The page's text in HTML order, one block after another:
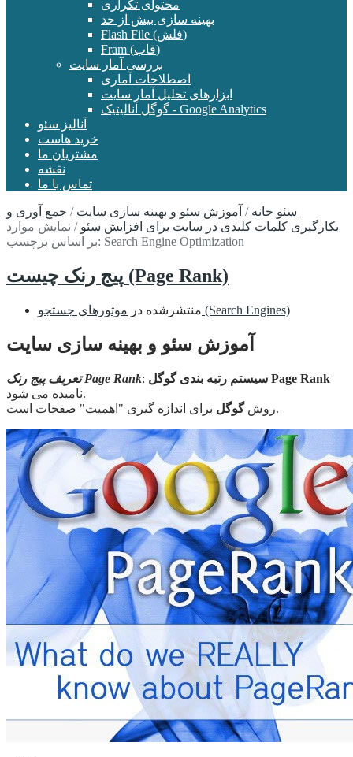
محتوای تکراری
بهینه سازی بیش از حد
Flash File (فلش)
Fram (قاب)
بررسی آمار سایت
اصطلاحات آماری
ابزارهای تحلیل آمار سایت
گوگل آنالیتیک - Google Analytics
آنالیز سئو
خرید هاست
مشتریان ما
نقشه
تماس با ما
سئو خانه / آموزش سئو و بهینه سازی سایت / جمع آوری و
بکارگیری کلمات کلیدی در سایت برای افزایش سئو / نمایش موارد
بر اساس برچسب: Search Engine Optimization
پیج رنک چیست (Page Rank)
منتشرشده در موتورهای جستجو (Search Engines)
آموزش سئو و بهینه سازی سایت
تعریف پیج رنک Page Rank:
سیستم رتبه بندی گوگل Page Rank
نامیده می شود.
روشگوگل برای اندازه گیری "اهمیت" صفحات است.